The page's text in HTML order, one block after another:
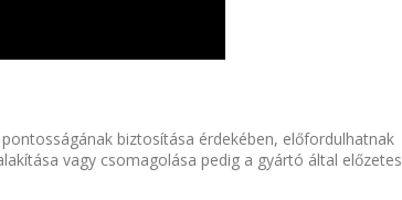
biztosítása érdekében, előfordulhatnak
vagy csomagolása pedig a gyártó által előzetes